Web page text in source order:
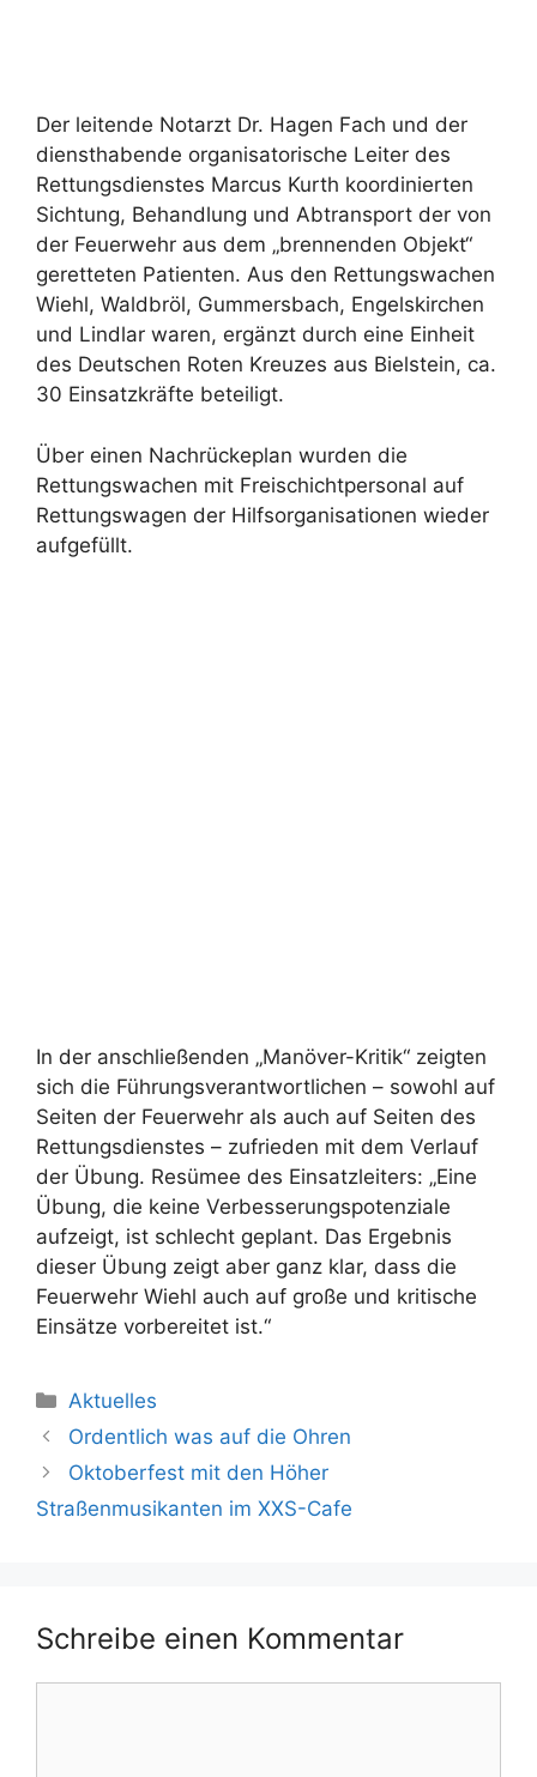
Der leitende Notarzt Dr. Hagen Fach und der
diensthabende organisatorische Leiter des
Rettungsdienstes Marcus Kurth koordinierten
Sichtung, Behandlung und Abtransport der von
der Feuerwehr aus dem „brennenden Objekt“
geretteten Patienten. Aus den Rettungswachen
Wiehl, Waldbröl, Gummersbach, Engelskirchen
und Lindlar waren, ergänzt durch eine Einheit
des Deutschen Roten Kreuzes aus Bielstein, ca.
30 Einsatzkräfte beteiligt.
Über einen Nachrückeplan wurden die
Rettungswachen mit Freischichtpersonal auf
Rettungswagen der Hilfsorganisationen wieder
aufgefüllt.
In der anschließenden „Manöver-Kritik“ zeigten
sich die Führungsverantwortlichen – sowohl auf
Seiten der Feuerwehr als auch auf Seiten des
Rettungsdienstes – zufrieden mit dem Verlauf
der Übung. Resümee des Einsatzleiters: „Eine
Übung, die keine Verbesserungspotenziale
aufzeigt, ist schlecht geplant. Das Ergebnis
dieser Übung zeigt aber ganz klar, dass die
Feuerwehr Wiehl auch auf große und kritische
Einsätze vorbereitet ist.“
Kategorien
Aktuelles
Ordentlich was auf die Ohren
Oktoberfest mit den Höher
Straßenmusikanten im XXS-Cafe
Schreibe einen Kommentar